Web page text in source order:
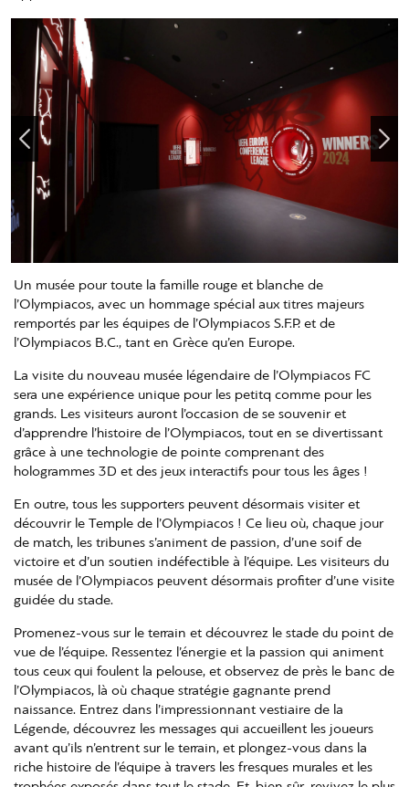
Un musée pour toute la famille rouge et blanche de
l’Olympiacos, avec un hommage spécial aux titres majeurs
remportés par les équipes de l’Olympiacos S.F.P. et de
l’Olympiacos B.C., tant en Grèce qu’en Europe.
La visite du nouveau musée légendaire de l’Olympiacos FC
sera une expérience unique pour les petitq comme pour les
grands. Les visiteurs auront l’occasion de se souvenir et
d’apprendre l’histoire de l’Olympiacos, tout en se divertissant
grâce à une technologie de pointe comprenant des
hologrammes 3D et des jeux interactifs pour tous les âges !
En outre, tous les supporters peuvent désormais visiter et
découvrir le Temple de l’Olympiacos ! Ce lieu où, chaque jour
de match, les tribunes s’animent de passion, d’une soif de
victoire et d’un soutien indéfectible à l’équipe. Les visiteurs du
musée de l’Olympiacos peuvent désormais profiter d’une visite
guidée du stade.
Promenez-vous sur le terrain et découvrez le stade du point de
vue de l’équipe. Ressentez l’énergie et la passion qui animent
tous ceux qui foulent la pelouse, et observez de près le banc de
l’Olympiacos, là où chaque stratégie gagnante prend
naissance. Entrez dans l’impressionnant vestiaire de la
Légende, découvrez les messages qui accueillent les joueurs
avant qu’ils n’entrent sur le terrain, et plongez-vous dans la
riche histoire de l’équipe à travers les fresques murales et les